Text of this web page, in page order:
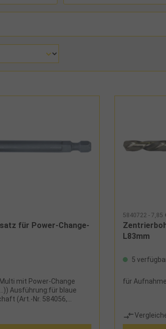
für Power-Change-
mit Power-Change
Ausführung:für blaue
(Art.-Nr. 584056,
5840722 - 7,85
L83mm
5
für